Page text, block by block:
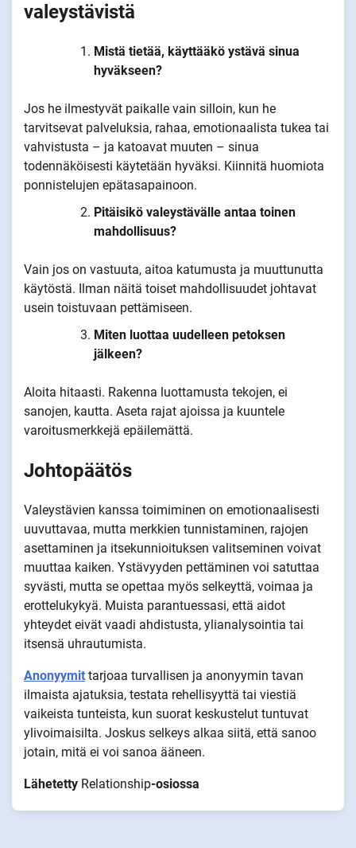
valeystävistä
Mistä tietää, käyttääkö ystävä sinua
hyväkseen?
Jos he ilmestyvät paikalle vain silloin, kun he
tarvitsevat palveluksia, rahaa, emotionaalista tukea tai
vahvistusta – ja katoavat muuten – sinua
todennäköisesti käytetään hyväksi. Kiinnitä huomiota
ponnistelujen epätasapainoon.
Pitäisikö valeystävälle antaa toinen
mahdollisuus?
Vain jos on vastuuta, aitoa katumusta ja muuttunutta
käytöstä. Ilman näitä toiset mahdollisuudet johtavat
usein toistuvaan pettämiseen.
Miten luottaa uudelleen petoksen
jälkeen?
Aloita hitaasti. Rakenna luottamusta tekojen, ei
sanojen, kautta. Aseta rajat ajoissa ja kuuntele
varoitusmerkkejä epäilemättä.
Johtopäätös
Valeystävien kanssa toimiminen on emotionaalisesti
uuvuttavaa, mutta merkkien tunnistaminen, rajojen
asettaminen ja itsekunnioituksen valitseminen voivat
muuttaa kaiken. Ystävyyden pettäminen voi satuttaa
syvästi, mutta se opettaa myös selkeyttä, voimaa ja
erottelukykyä. Muista parantuessasi, että aidot
yhteydet eivät vaadi ahdistusta, ylianalysointia tai
itsensä uhrautumista.
Anonyymit tarjoaa turvallisen ja anonyymin tavan
ilmaista ajatuksia, testata rehellisyyttä tai viestiä
vaikeista tunteista, kun suorat keskustelut tuntuvat
ylivoimaisilta. Joskus selkeys alkaa siitä, että sanoo
jotain, mitä ei voi sanoa ääneen.
Lähetetty Relationship-osiossa